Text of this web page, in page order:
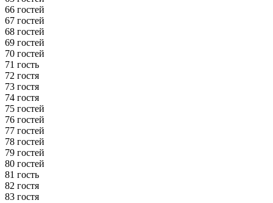
66 гостей
67 гостей
68 гостей
69 гостей
70 гостей
71 гость
72 гостя
73 гостя
74 гостя
75 гостей
76 гостей
77 гостей
78 гостей
79 гостей
80 гостей
81 гость
82 гостя
83 гостя